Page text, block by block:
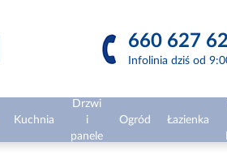
660 627
Infolinia dziś od
Kuchnia
Drzwi
i
panele
Ogród Łazienka